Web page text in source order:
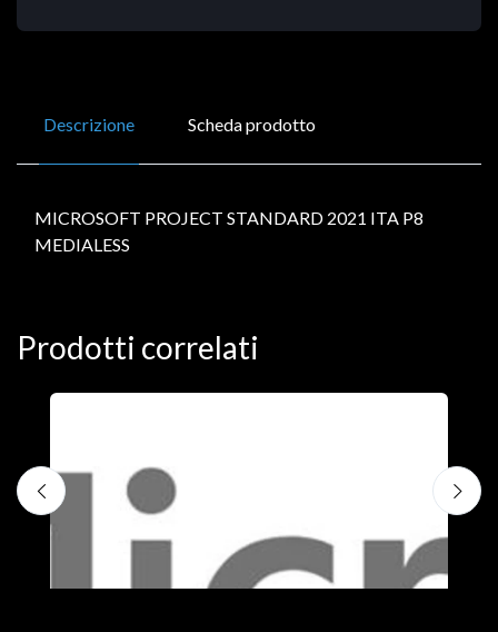
Descrizione Scheda prodotto
MICROSOFT PROJECT STANDARD 2021 ITA P8
MEDIALESS
Prodotti correlati